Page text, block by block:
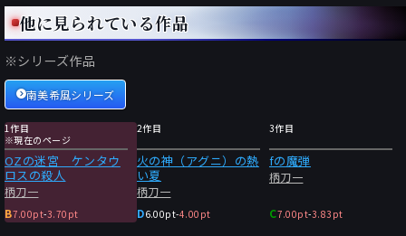
他に見られている作品
※シリーズ作品
南美希風シリーズ
1作目
※現在のページ
OZの迷宮 ケンタウ
ロスの殺人
柄刀一
B7.00pt-3.70pt
2作目
火の神（アグニ）の熱
い夏
柄刀一
D6.00pt-4.00pt
3作目
fの魔弾
柄刀一
C7.00pt-3.83pt